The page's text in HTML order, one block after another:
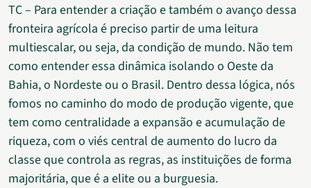
TC – Para entender a criação e também o avanço dessa
fronteira agrícola é preciso partir de uma leitura
multiescalar, ou seja, da condição de mundo. Não tem
como entender essa dinâmica isolando o Oeste da
Bahia, o Nordeste ou o Brasil. Dentro dessa lógica, nós
fomos no caminho do modo de produção vigente, que
tem como centralidade a expansão e acumulação de
riqueza, com o viés central de aumento do lucro da
classe que controla as regras, as instituições de forma
majoritária, que é a elite ou a burguesia.